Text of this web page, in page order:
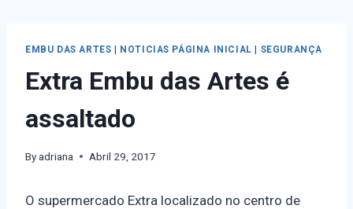
EMBU DAS ARTES NOTICIAS PÁGINA INICIAL SEGURANÇA
Extra Embu das Artes é
assaltado
Byadriana Abril 29, 2017
O supermercado Extra localizado no centro de